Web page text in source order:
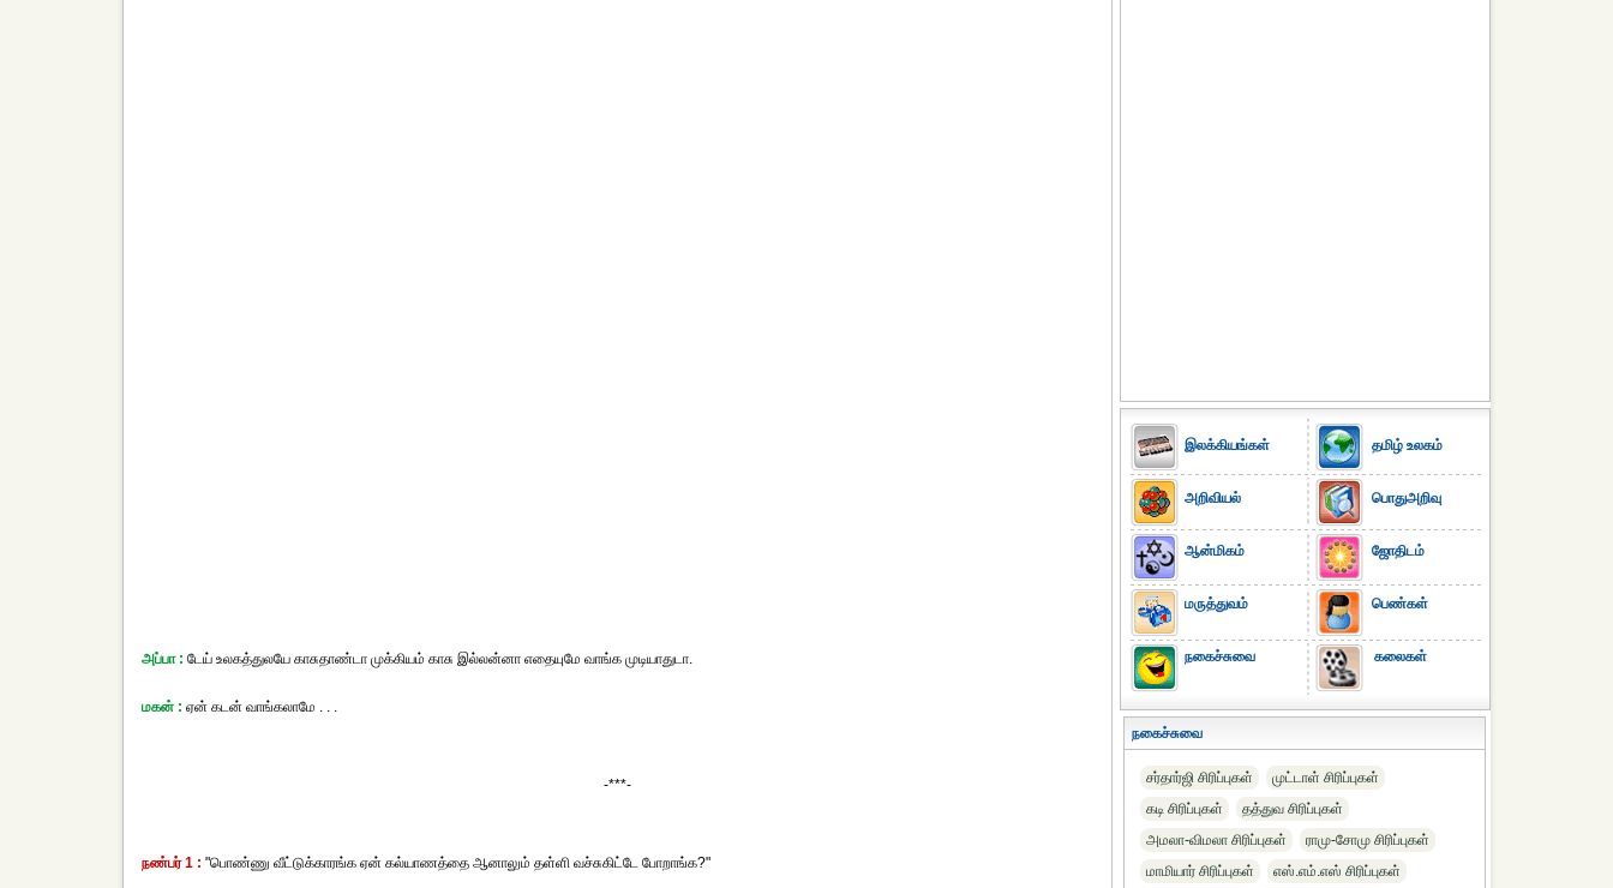
அப்பா : டேய் உலகத்துலயே காசுதாண்டா முக்கியம் காசு இல்லன்னா எதையுமே வாங்க முடியாதுடா.
மகன் : ஏன் கடன் வாங்கலாமே . . .
-***-
நண்பர் 1 : "பொண்ணு வீட்டுக்காரங்க ஏன் கல்யாணத்தை ஆனாலும் தள்ளி வச்சுகிட்டே போறாங்க?"
இலக்கியங்கள்
அறிவியல்
ஆன்மிகம்
மருத்துவம்
நகைச்சுவை
தமிழ் உலகம்
பொதுஅறிவு
ஜோதிடம்
பெண்கள்
கலைகள்
நகைச்சுவை
சர்தார்ஜி சிரிப்புகள்
முட்டாள் சிரிப்புகள்
கடி சிரிப்புகள்
தத்துவ சிரிப்புகள்
அமலா-விமலா சிரிப்புகள்
ராமு-சோமு சிரிப்புகள்
மாமியார் சிரிப்புகள்
எஸ்.எம்.எஸ் சிரிப்புகள்